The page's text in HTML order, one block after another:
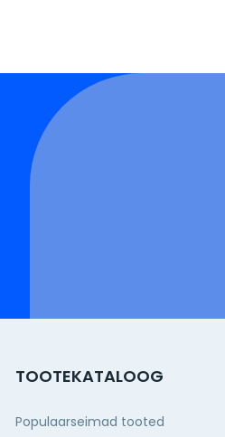
TOOTEKATALOOG
Populaarseimad tooted